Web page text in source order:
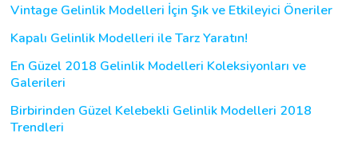
Vintage Gelinlik Modelleri İçin Şık ve Etkileyici Öneriler
Kapalı Gelinlik Modelleri ile Tarz Yaratın!
En Güzel 2018 Gelinlik Modelleri Koleksiyonları ve
Galerileri
Birbirinden Güzel Kelebekli Gelinlik Modelleri 2018
Trendleri